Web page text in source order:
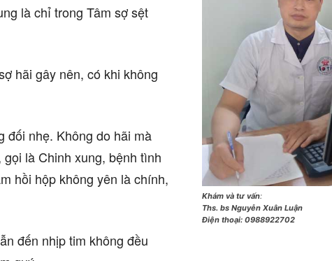
là chỉ trong Tâm sợ sệt
hãi gây nên, có khi không
đối nhẹ. Không do hãi mà
là Chinh xung, bệnh tình
hồi hộp không yên là chính,
đến nhịp tim không đều
Khám và tư vấn:
Ths. bs Nguyễn Xuân Luận
Điện thoại: 0988922702